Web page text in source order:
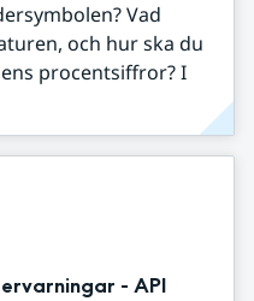
Vad
och hur ska du
procentsiffror? I
- API